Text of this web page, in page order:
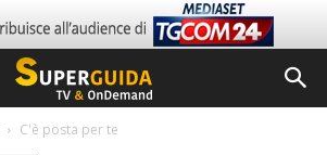
C'è posta per te